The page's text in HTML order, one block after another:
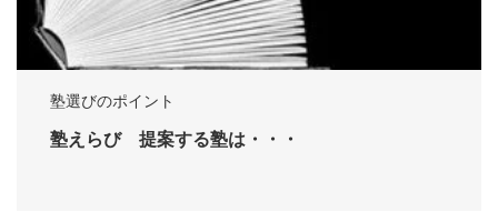
塾選びのポイント
塾えらび 提案する塾は・・・